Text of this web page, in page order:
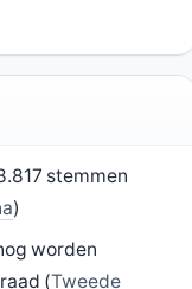
stemmen
)
worden
(Tweede